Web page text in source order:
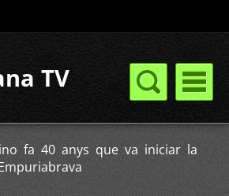
TV
fa 40 anys que va iniciar la